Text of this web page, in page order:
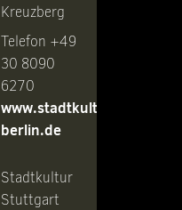
Kreuzberg
Telefon +49
30 8090
6270
www.stadtkultur-
berlin.de
Stadtkultur
Stuttgart